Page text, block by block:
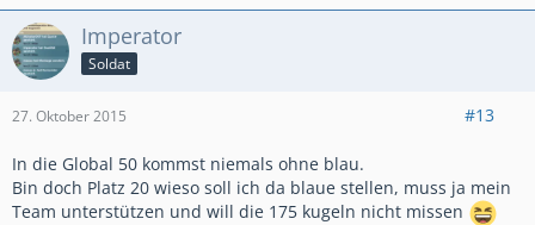
Imperator
Soldat
27. Oktober 2015 #13
In die Global 50 kommst niemals ohne blau.
Bin doch Platz 20 wieso soll ich da blaue stellen, muss ja mein
Team unterstützen und will die 175 kugeln nicht missen